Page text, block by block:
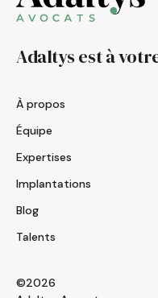
Adaltys est à
À propos
Équipe
Expertises
Implantations
Blog
Talents
©2026